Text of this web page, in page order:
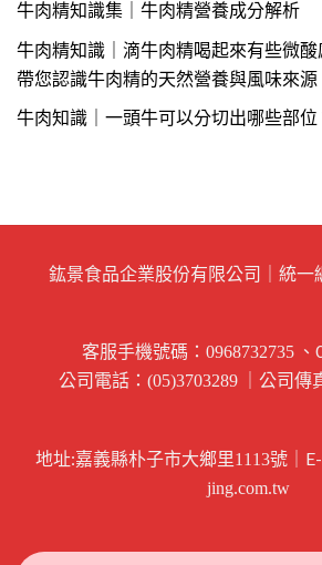
牛肉精知識集｜牛肉精營養成分解析
牛肉精知識｜滴牛肉精喝起來有些微酸
帶您認識牛肉精的天然營養與風味來源
牛肉知識｜一頭牛可以分切出哪些部
鈜景食品企業股份有限公司｜統一
客服手機號碼： 0968732735、
公司電話： (05)3703289｜公司傳
地址:嘉義縣朴子市大鄉里1113號 ｜
jing.com.tw